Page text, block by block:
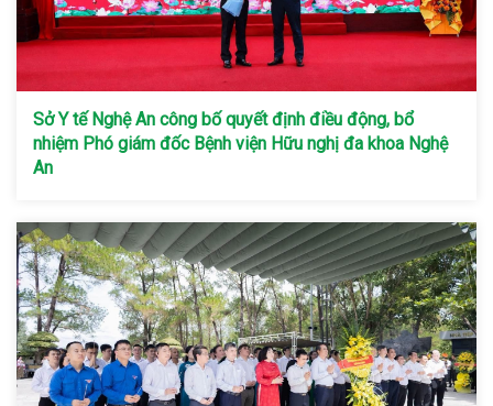
Sở Y tế Nghệ An công bố quyết định điều động, bổ
nhiệm Phó giám đốc Bệnh viện Hữu nghị đa khoa Nghệ
An